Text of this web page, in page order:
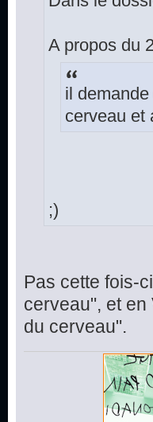
A propos du
il
cerveau et
;)
Pas cette fois-
cerveau", et
du cerveau".